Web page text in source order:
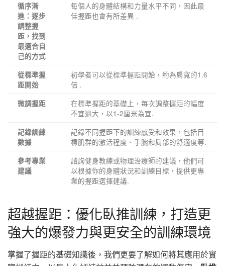
循序漸
進：逐步
調整握
距，找到
最適合自
己的方式
每個人的身體結構和力量水平不同，因此最
佳握距也會有所差異 .
從標準握
距開始
初學者可以從標準握距開始，約為肩寬的1.6
倍 .
微調握距
在標準握距的基礎上，每次調整握距的幅度
不宜過大，以1-2厘米為宜.
記錄訓練
數據
記錄不同握距下的訓練感受和效果，包括目
標肌群的激活程度、手腕和肩部的舒適度等.
參考專業
建議
諮詢健身教練或物理治療師的建議，他們可
以根據你的身體狀況和訓練目標，提供更專
業的握距選擇建議.
超越握距：優化臥推訓練，打造更
強大的爆發力與更安全的訓練環境
掌握了握距的基礎知識後，我們更要了解如何將其應用於實